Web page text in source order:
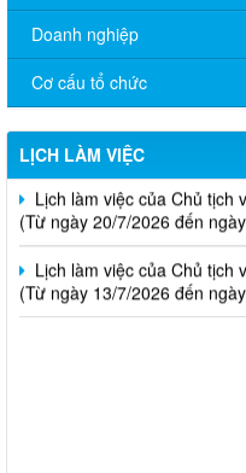
Doanh nghiệp
Cơ cấu tổ chức
LỊCH LÀM VIỆC
Lịch làm việc của Chủ tịch
(Từ ngày 03/8/2026 đến
Lịch làm việc của Chủ tịch
(Từ ngày 27/7/2026 đến
Lịch làm việc của Chủ tịch
(Từ ngày 20/7/2026 đến
Lịch làm việc của Chủ tịch
(Từ ngày 13/7/2026 đến